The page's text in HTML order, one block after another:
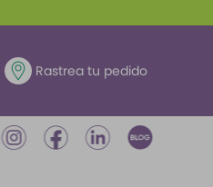
Rastrea tu pedido